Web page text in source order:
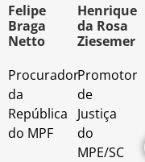
Felipe
Braga
Netto
Procurador
da
República
do MPF
Henrique
da Rosa
Ziesemer
Promotor
de
Justiça
do
MPE/SC